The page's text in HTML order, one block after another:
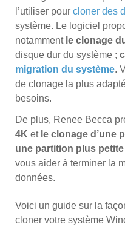
l’utiliser pour cloner des
système. Le logiciel
notamment le clonage
disque dur du système ;
migration du système.
de clonage la plus
besoins.
De plus, Renee Becca
4K et le clonage d’une
une partition plus petite
vous aider à terminer la
données.
Voici un guide sur la
cloner votre système